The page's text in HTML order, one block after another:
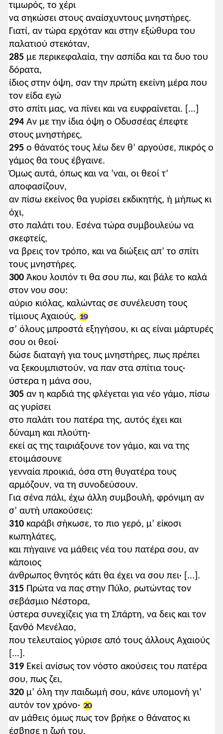
τιμωρός, το χέρι
να σηκώσει στους αναίσχυντους μνηστήρες.
Γιατί, αν τώρα ερχόταν και στην εξώθυρα του
παλατιού στεκόταν,
285 με περικεφαλαία, την ασπίδα και τα δυο του
δόρατα,
ίδιος στην όψη, σαν την πρώτη εκείνη μέρα που
τον είδα εγώ
στο σπίτι μας, να πίνει και να ευφραίνεται. [...]
294 Αν με την ίδια όψη ο Οδυσσέας έπεφτε
στους μνηστήρες,
295 ο θάνατός τους λέω δεν θ’ αργούσε, πικρός ο
γάμος θα τους έβγαινε.
Όμως αυτά, όπως και να ’ναι, οι θεοί τ’
αποφασίζουν,
αν πίσω εκείνος θα γυρίσει εκδικητής, ή μήπως κι
όχι,
στο παλάτι του. Εσένα τώρα συμβουλεύω να
σκεφτείς,
να βρεις τον τρόπο, και να διώξεις απ’ το σπίτι
τους μνηστήρες.
300 Άκου λοιπόν τι θα σου πω, και βάλε το καλά
στον νου σου:
αύριο κιόλας, καλώντας σε συνέλευση τους
τίμιους Αχαιούς,
σ’ όλους μπροστά εξηγήσου, κι ας είναι μάρτυρές
σου οι θεοί·
δώσε διαταγή για τους μνηστήρες, πως πρέπει
να ξεκουμπιστούν, να παν στα σπίτια τους·
ύστερα η μάνα σου,
305 αν η καρδιά της φλέγεται για νέο γάμο, πίσω
ας γυρίσει
στο παλάτι του πατέρα της, αυτός έχει και
δύναμη και πλούτη·
εκεί ας της ταιριάξουνε τον γάμο, και να της
ετοιμάσουνε
γενναία προικιά, όσα στη θυγατέρα τους
αρμόζουν, να τη συνοδεύσουν.
Για σένα πάλι, έχω άλλη συμβουλή, φρόνιμη αν
σ’ αυτή υπακούσεις:
310 καράβι σήκωσε, το πιο γερό, μ’ είκοσι
κωπηλάτες,
και πήγαινε να μάθεις νέα του πατέρα σου, αν
κάποιος
άνθρωπος θνητός κάτι θα έχει να σου πει· [...].
315 Πρώτα να πας στην Πύλο, ρωτώντας τον
σεβάσμιο Νέστορα,
ύστερα συνεχίζεις για τη Σπάρτη, να δεις και τον
ξανθό Μενέλαο,
που τελευταίος γύρισε από τους άλλους Αχαιούς
[...].
319 Εκεί ανίσως τον νόστο ακούσεις του πατέρα
σου, πως ζει,
320 μ’ όλη την παιδωμή σου, κάνε υπομονή γι’
αυτόν τον χρόνο·
αν μάθεις όμως πως τον βρήκε ο θάνατος κι
έσβησε η ζωή του,